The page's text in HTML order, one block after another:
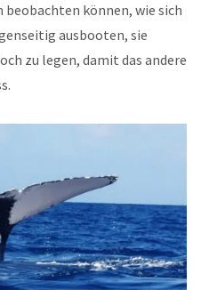
beobachten können, wie sich
ausbooten, sie
zu legen, damit das andere